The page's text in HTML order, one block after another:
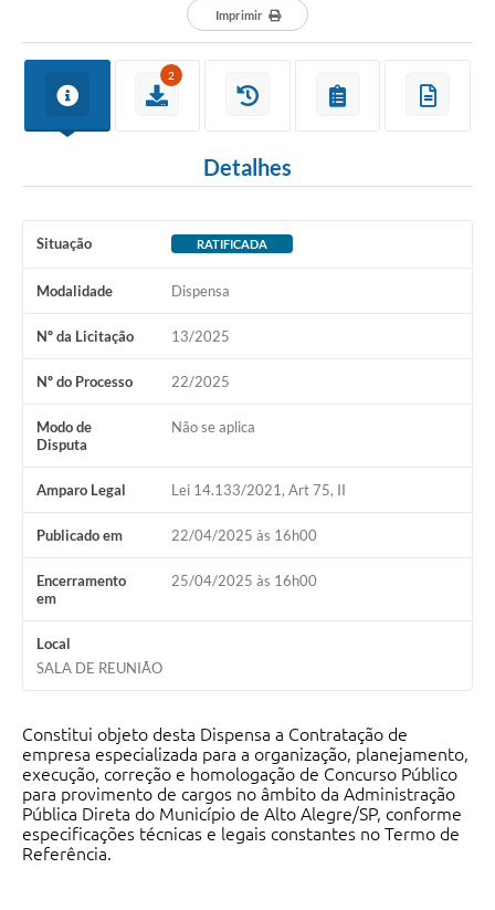
Imprimir
2
Detalhes
Situação RATIFICADA
Modalidade Dispensa
Nº da Licitação 13/2025
Nº do Processo 22/2025
Modo de
Disputa
Não se aplica
Amparo Legal Lei 14.133/2021, Art 75, II
Publicado em 22/04/2025 às 16h00
Encerramento
em
25/04/2025 às 16h00
Local
SALA DE REUNIÃO
Constitui objeto desta Dispensa a Contratação de
empresa especializada para a organização, planejamento,
execução, correção e homologação de Concurso Público
para provimento de cargos no âmbito da Administração
Pública Direta do Município de Alto Alegre/SP, conforme
especificações técnicas e legais constantes no Termo de
Referência.